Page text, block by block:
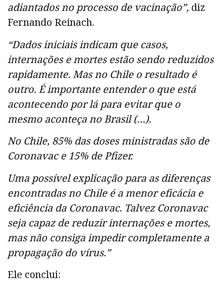
adiantados no processo de vacinação”, diz
Fernando Reinach.
“Dados iniciais indicam que casos,
internações e mortes estão sendo reduzidos
rapidamente. Mas no Chile o resultado é
outro. É importante entender o que está
acontecendo por lá para evitar que o
mesmo aconteça no Brasil (…).
No Chile, 85% das doses ministradas são de
Coronavac e 15% de Pfizer.
Uma possível explicação para as diferenças
encontradas no Chile é a menor eficácia e
eficiência da Coronavac. Talvez Coronavac
seja capaz de reduzir internações e mortes,
mas não consiga impedir completamente a
propagação do vírus.”
Ele conclui: